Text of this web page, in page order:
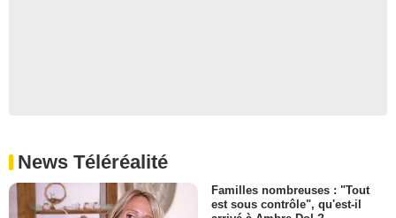
News Téléréalité
Familles nombreuses : "Tout
est sous contrôle", qu'est-il